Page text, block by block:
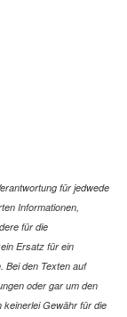
für jedwede
Informationen,
für die
Ersatz für ein
Bei den Texten auf
oder gar um den
keinerlei Gewähr für die